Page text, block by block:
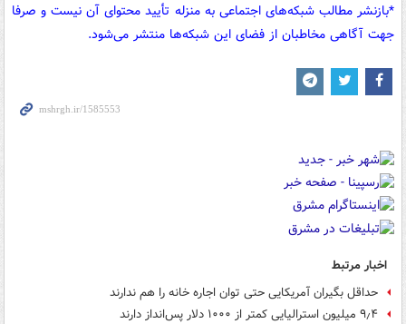
*بازنشر مطالب شبکه‌های اجتماعی به منزله تأیید محتوای آن نیست و صرفا
جهت آگاهی مخاطبان از فضای این شبکه‌ها منتشر می‌شود.
اخبار مرتبط
حداقل بگیران آمریکایی حتی توان اجاره خانه را هم ندارند
۹٫۴ میلیون استرالیایی کمتر از ۱۰۰۰ دلار پس‌انداز دارند